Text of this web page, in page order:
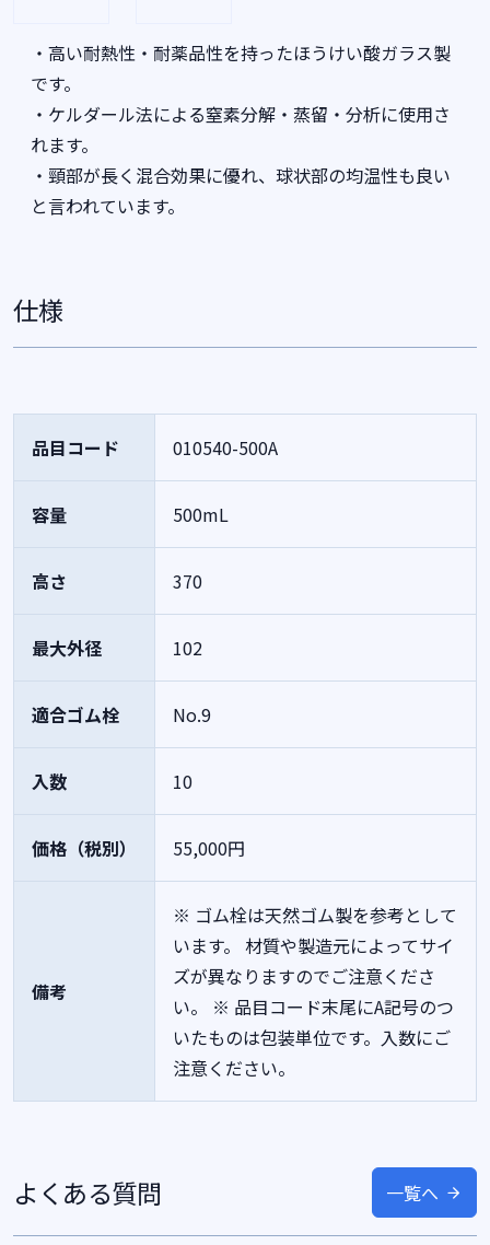
・高い耐熱性・耐薬品性を持ったほうけい酸ガラス製
です。
・ケルダール法による窒素分解・蒸留・分析に使用さ
れます。
・頸部が長く混合効果に優れ、球状部の均温性も良い
と言われています。
仕様
品目コード 010540-500A
容量 500mL
高さ 370
最大外径 102
適合ゴム栓 No.9
入数 10
価格（税別） 55,000円
備考
※ ゴム栓は天然ゴム製を参考として
います。 材質や製造元によってサイ
ズが異なりますのでご注意くださ
い。 ※ 品目コード末尾にA記号のつ
いたものは包装単位です。入数にご
注意ください。
よくある質問 一覧へ